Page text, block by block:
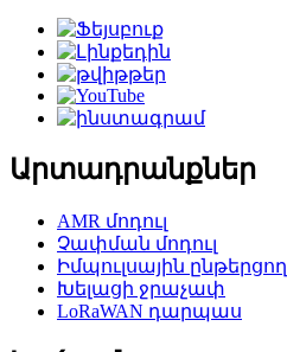
Արտադրանքներ
AMR մոդուլ
Չափման մոդուլ
Իմպուլսային ընթերցող
Խելացի ջրաչափ
LoRaWAN դարպաս